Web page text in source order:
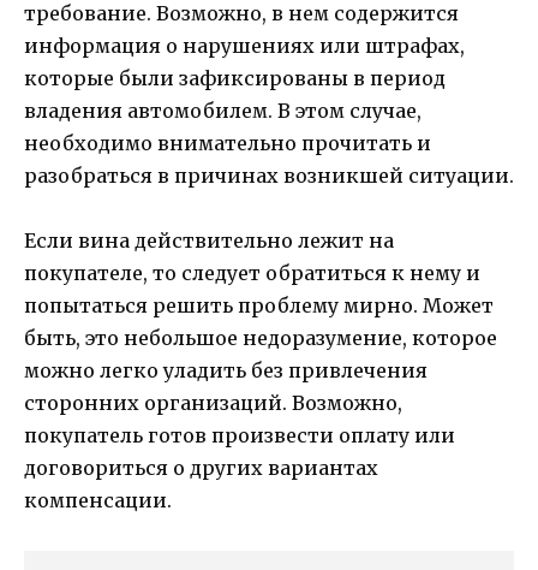
требование. Возможно, в нем содержится
информация о нарушениях или штрафах,
которые были зафиксированы в период
владения автомобилем. В этом случае,
необходимо внимательно прочитать и
разобраться в причинах возникшей ситуации.
Если вина действительно лежит на
покупателе, то следует обратиться к нему и
попытаться решить проблему мирно. Может
быть, это небольшое недоразумение, которое
можно легко уладить без привлечения
сторонних организаций. Возможно,
покупатель готов произвести оплату или
договориться о других вариантах
компенсации.